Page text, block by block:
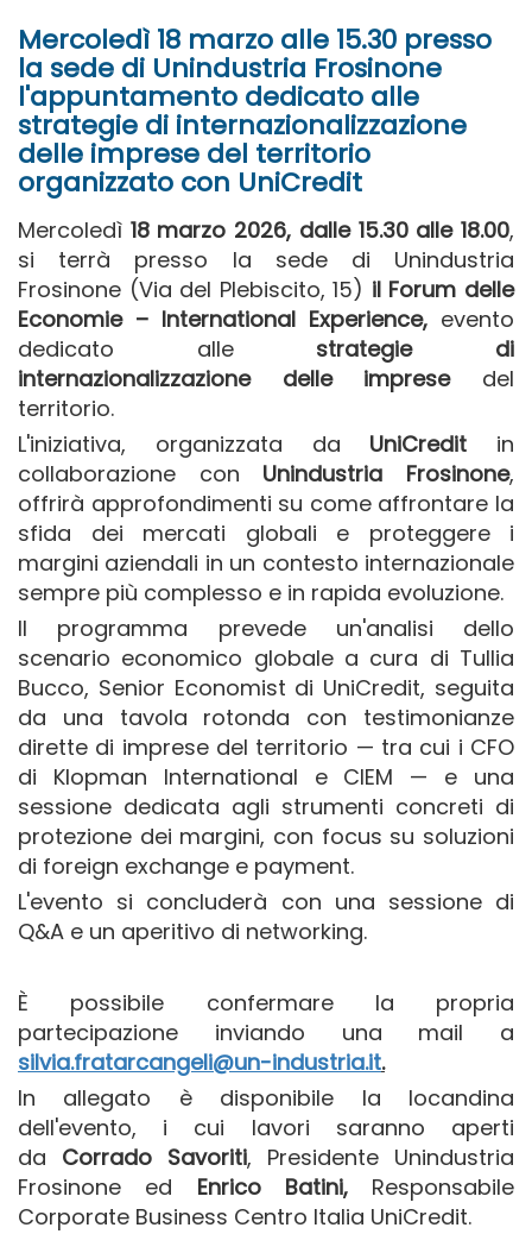
Mercoledì 18 marzo alle 15.30 presso
la sede di Unindustria Frosinone
l'appuntamento dedicato alle
strategie di internazionalizzazione
delle imprese del territorio
organizzato con UniCredit
Mercoledì 18 marzo 2026, dalle 15.30 alle 18.00,
si terrà presso la sede di Unindustria
Frosinone (Via del Plebiscito, 15) il Forum delle
Economie – International Experience, evento
dedicato alle strategie di
internazionalizzazione delle impresedel
territorio.
L'iniziativa, organizzata da UniCredit in
collaborazione con Unindustria Frosinone,
offrirà approfondimenti su come affrontare la
sfida dei mercati globali e proteggere i
margini aziendali in un contesto internazionale
sempre più complesso e in rapida evoluzione.
Il programma prevede un'analisi dello
scenario economico globale a cura di Tullia
Bucco, Senior Economist di UniCredit, seguita
da una tavola rotonda con testimonianze
dirette di imprese del territorio — tra cui i CFO
di Klopman International e CIEM — e una
sessione dedicata agli strumenti concreti di
protezione dei margini, con focus su soluzioni
di foreign exchange e payment.
L'evento si concluderà con una sessione di
Q&A e un aperitivo di networking.
È possibile confermare la propria
partecipazione inviando una mail a
silvia.fratarcangeli@un-industria.it.
In allegato è disponibile la locandina
dell'evento, i cui lavori saranno aperti
da Corrado Savoriti, Presidente Unindustria
Frosinone ed Enrico Batini,Responsabile
Corporate Business Centro Italia UniCredit.